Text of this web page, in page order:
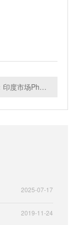
下一篇：印度市场Phase IV产品强制执行日推迟至2021年4月1日
2025-07-17
2019-11-24